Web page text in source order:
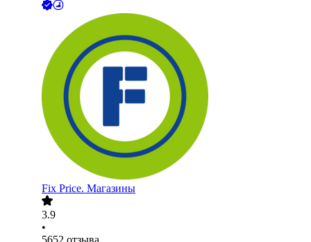
Fix Price. Магазины
3.9
•